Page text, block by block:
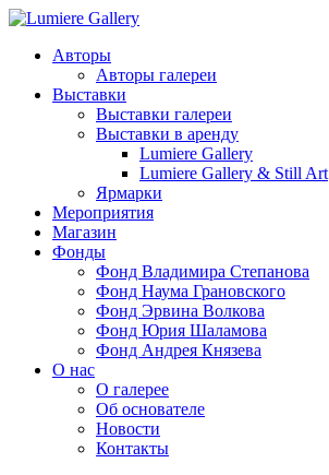
Авторы
Авторы галереи
Выставки
Выставки галереи
Выставки в аренду
Lumiere Gallery
Lumiere Gallery & Still Art
Ярмарки
Мероприятия
Магазин
Фонды
Фонд Владимира Степанова
Фонд Наума Грановского
Фонд Эрвина Волкова
Фонд Юрия Шаламова
Фонд Андрея Князева
О нас
О галерее
Об основателе
Новости
Контакты